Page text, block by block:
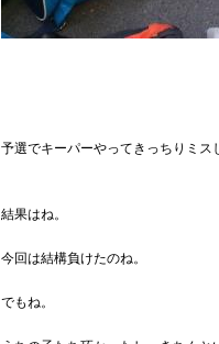
予選でキーパーやってきっちりミス
結果はね。
今回は結構負けたのね。
でもね。